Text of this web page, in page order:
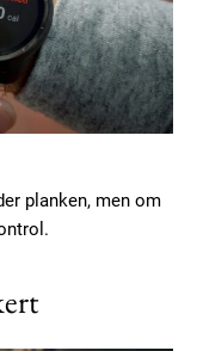
planken, men om